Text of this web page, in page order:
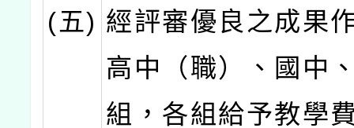
(五) 經評審優良之成果
高中（職）、國中
組，各組給予教學